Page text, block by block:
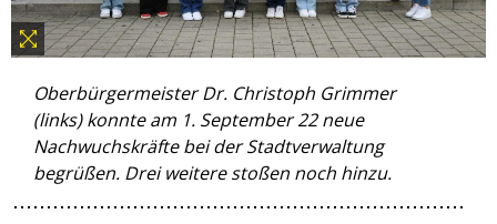
Oberbürgermeister Dr. Christoph Grimmer
(links) konnte am 1. September 22 neue
Nachwuchskräfte bei der Stadtverwaltung
begrüßen. Drei weitere stoßen noch hinzu.